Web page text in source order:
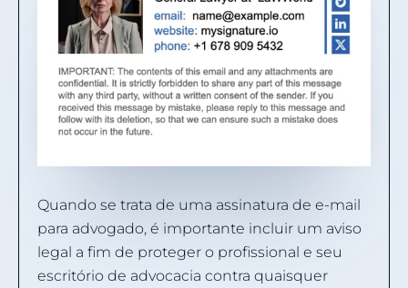
Quando se trata de uma assinatura de e-mail
para advogado, é importante incluir um aviso
legal a fim de proteger o profissional e seu
escritório de advocacia contra quaisquer